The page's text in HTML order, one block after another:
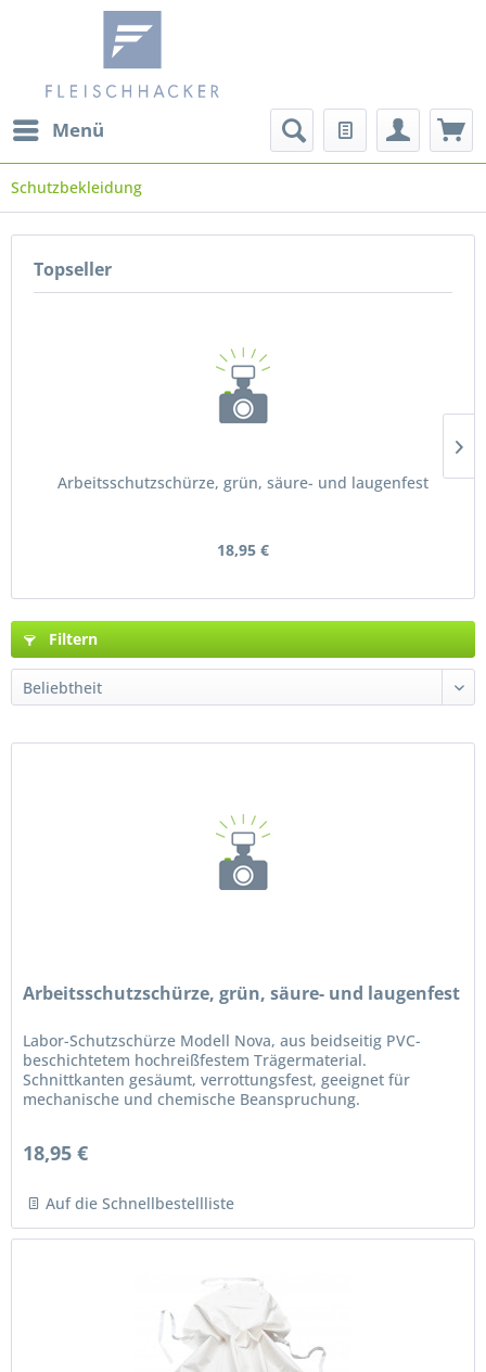
Menü
Schutzbekleidung
Topseller
Arbeitsschutzschürze, grün, säure- und laugenfest
18,95 €
Filtern
Arbeitsschutzschürze, grün, säure- und laugenfest
Labor-Schutzschürze Modell Nova, aus beidseitig PVC-
beschichtetem hochreißfestem Trägermaterial.
Schnittkanten gesäumt, verrottungsfest, geeignet für
mechanische und chemische Beanspruchung.
18,95 €
Auf die Schnellbestellliste